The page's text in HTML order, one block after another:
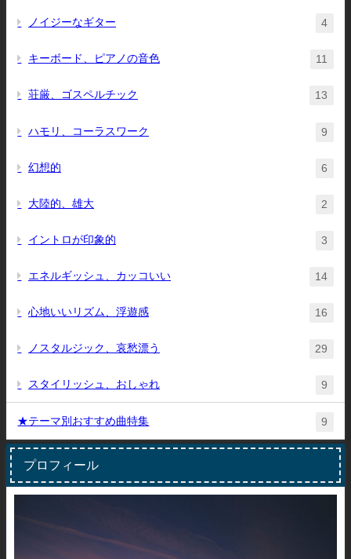
ノイジーなギター 4
キーボード、ピアノの音色 11
荘厳、ゴスペルチック 13
ハモリ、コーラスワーク 9
幻想的 6
大陸的、雄大 2
イントロが印象的 3
エネルギッシュ、カッコいい 14
心地いいリズム、浮遊感 16
ノスタルジック、哀愁漂う 29
スタイリッシュ、おしゃれ 9
★テーマ別おすすめ曲特集 9
プロフィール